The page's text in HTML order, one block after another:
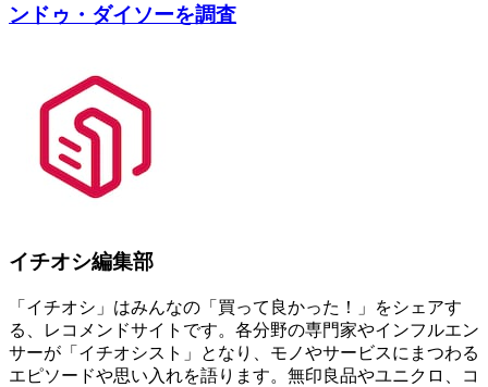
ンドゥ・ダイソーを調査
イチオシ編集部
「イチオシ」はみんなの「買って良かった！」をシェアす
る、レコメンドサイトです。各分野の専門家やインフルエン
サーが「イチオシスト」となり、モノやサービスにまつわる
エピソードや思い入れを語ります。無印良品やユニクロ、コ